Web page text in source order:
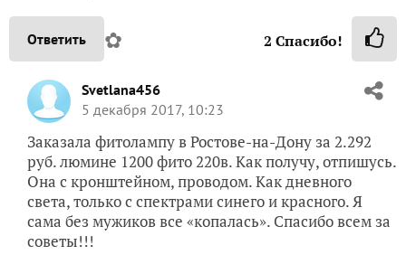
Ответить ✿ 2 Спасибо!
Svetlana456
5 декабря 2017, 10:23
Заказала фитолампу в Ростове-на-Дону за 2.292
руб. люмине 1200 фито 220в. Как получу, отпишусь.
Она с кронштейном, проводом. Как дневного
света, только с спектрами синего и красного. Я
сама без мужиков все «копалась». Спасибо всем за
советы!!!